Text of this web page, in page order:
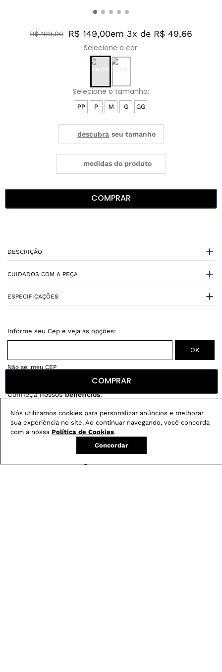
Nós utilizamos cookies para personalizar anúncios e melhorar
sua experiência no site. Ao continuar navegando, você concorda
com a nossa Política de Cookies.
Concordar
R$ 199,00 R$ 149,00em 3x de R$ 49,66
PP P M G GG
medidas do produto
COMPRAR
DESCRIÇÃO
CUIDADOS COM A PEÇA
ESPECIFICAÇÕES
Não sei meu CEP
Conheça nossosbenefícios:
FRETE GRÁTIS
Em pedidos acima de R$ 499
Compre no site e retire na loja gratuitamente
Troque na loja sem custo ou, pelo site
COMPRAR